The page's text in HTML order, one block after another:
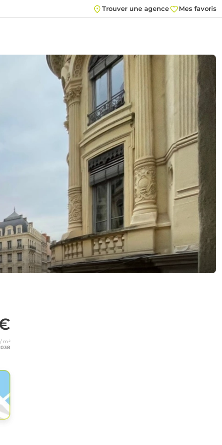
Trouver une agence Mes favoris
m²